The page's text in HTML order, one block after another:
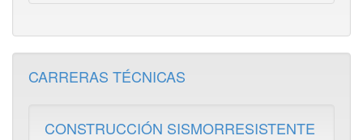
CARRERAS TÉCNICAS
CONSTRUCCIÓN SISMORRESISTENTE